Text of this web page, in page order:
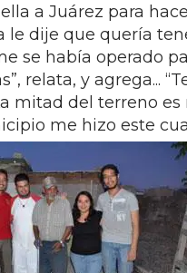
a Juárez para
le dije que quería
se había operado
relata, y agrega...
mitad del terreno
me hizo este